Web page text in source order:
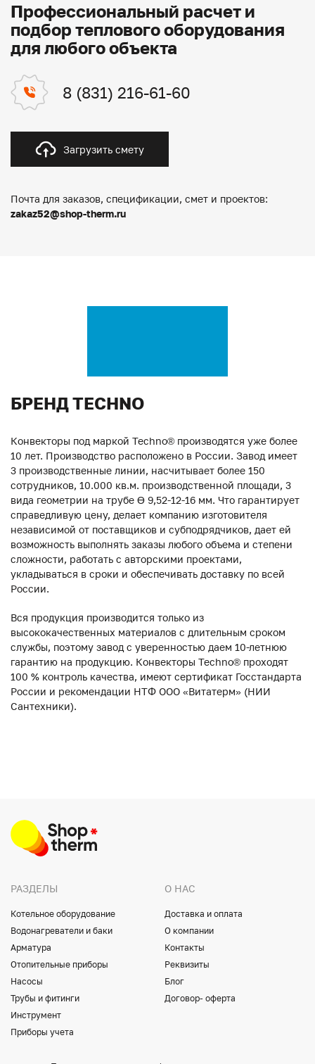
Профессиональный расчет и
подбор теплового оборудования
для любого объекта
8 (831) 216-61-60
Загрузить смету
Почта для заказов, спецификации, смет и проектов:
zakaz52@shop-therm.ru
БРЕНД TECHNO
Конвекторы под маркой Techno® производятся уже более
10 лет. Производство расположено в России. Завод имеет
3 производственные линии, насчитывает более 150
сотрудников, 10.000 кв.м. производственной площади, 3
вида геометрии на трубе ϴ 9,52-12-16 мм. Что гарантирует
справедливую цену, делает компанию изготовителя
независимой от поставщиков и субподрядчиков, дает ей
возможность выполнять заказы любого объема и степени
сложности, работать с авторскими проектами,
укладываться в сроки и обеспечивать доставку по всей
России.
Вся продукция производится только из
высококачественных материалов с длительным сроком
службы, поэтому завод с уверенностью даем 10-летнюю
гарантию на продукцию. Конвекторы Techno® проходят
100 % контроль качества, имеют сертификат Госстандарта
России и рекомендации НТФ ООО «Витатерм» (НИИ
Сантехники).
РАЗДЕЛЫ
Котельное оборудование
Водонагреватели и баки
Арматура
Отопительные приборы
Насосы
Трубы и фитинги
Инструмент
Приборы учета
О НАС
Доставка и оплата
О компании
Контакты
Реквизиты
Блог
Договор- оферта